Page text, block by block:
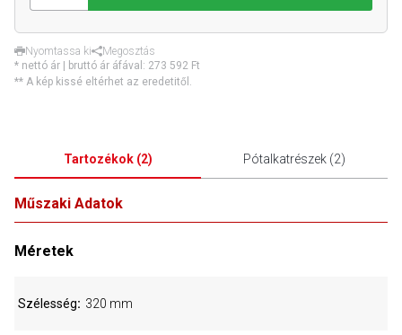
Nyomtassa ki
Megosztás
* nettó ár | bruttó ár áfával: 273 592 Ft
** A kép kissé eltérhet az eredetitől.
Tartozékok(2) Pótalkatrészek (2)
Műszaki Adatok
Méretek
Szélesség 320 mm